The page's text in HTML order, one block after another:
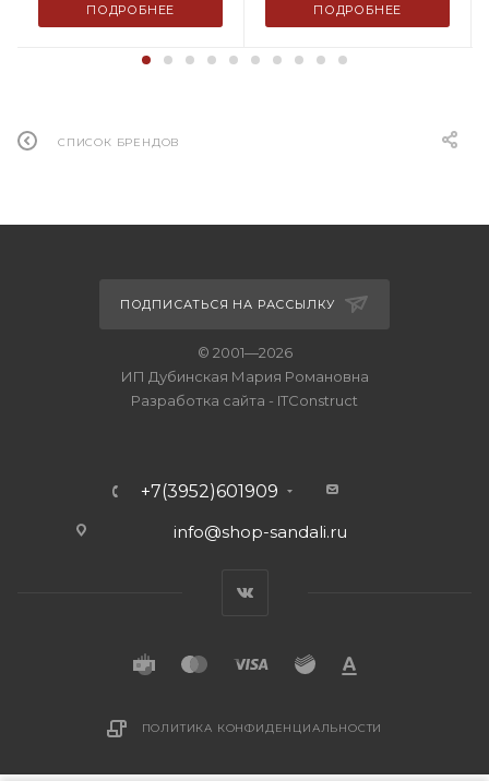
ПОДРОБНЕЕ ПОДРОБНЕЕ
СПИСОК БРЕНДОВ
ПОДПИСАТЬСЯ НА РАССЫЛКУ
© 2001—2026
ИП Дубинская Мария Романовна
Разработка сайта - ITConstruct
+7(3952)601909
info@shop-sandali.ru
ПОЛИТИКА КОНФИДЕНЦИАЛЬНОСТИ